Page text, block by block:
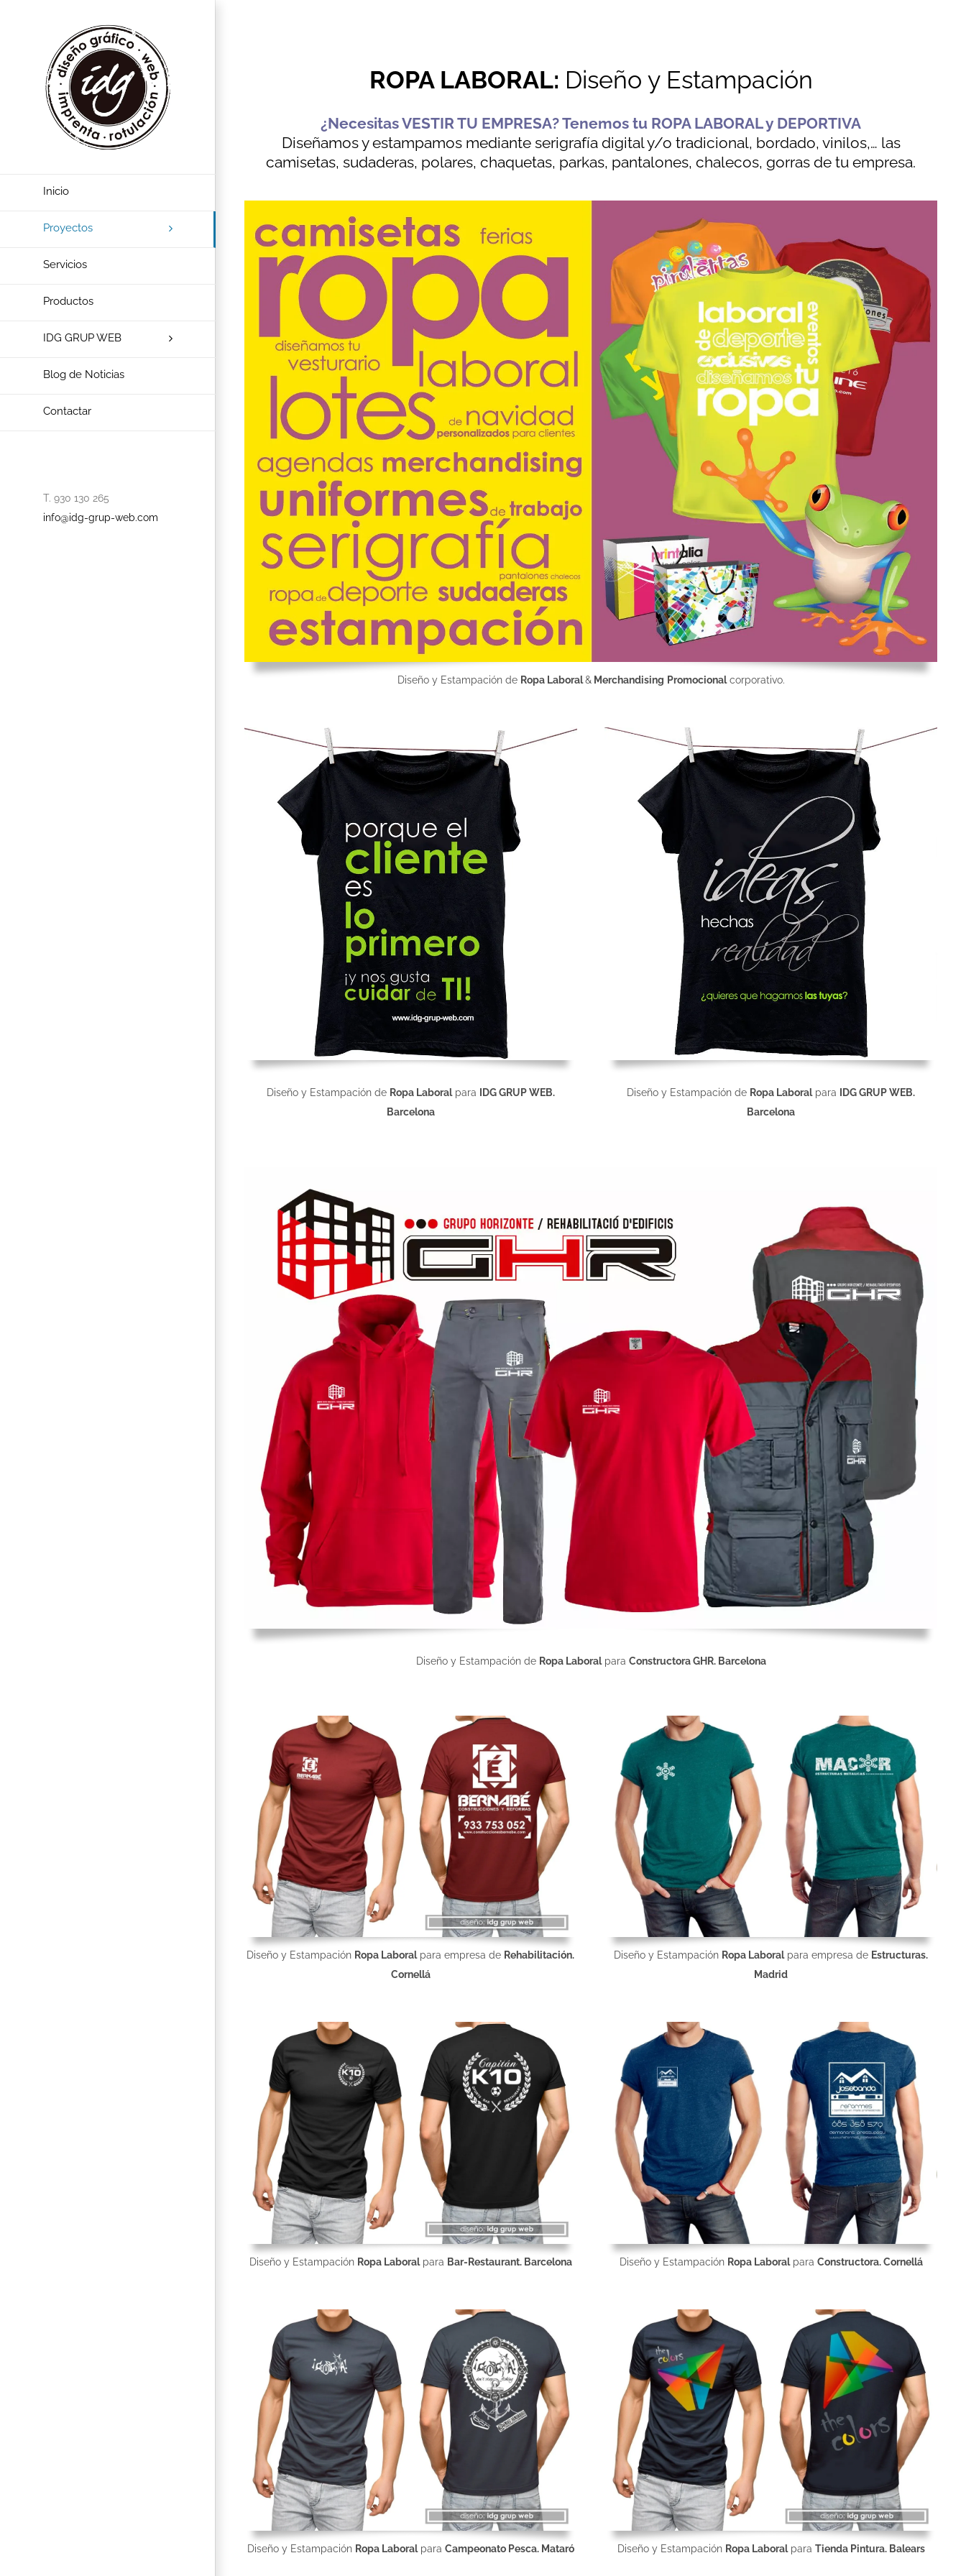
Inicio
Proyectos
Servicios
Productos
IDG GRUP WEB
Blog de Noticias
Contactar
T. 930 130 265
info@idg-grup-web.com
ROPA LABORAL: Diseño y Estampación
¿Necesitas VESTIR TU EMPRESA? Tenemos tu ROPA LABORAL y DEPORTIVA
Diseñamos y estampamos mediante serigrafía digital y/o tradicional, bordado, vinilos,… las
camisetas, sudaderas, polares, chaquetas, parkas, pantalones, chalecos, gorras de tu empresa.
Diseño y Estampación de Ropa Laboral&Merchandising Promocionalcorporativo.
Diseño y Estampación de Ropa Laboralpara
IDG GRUP WEB.
Barcelona
Diseño y Estampación de Ropa Laboralpara
IDG GRUP WEB.
Barcelona
Diseño y Estampación de Ropa Laboralpara Constructora GHR. Barcelona
Diseño y Estampación Ropa Laboralpara empresa de Rehabilitación.
Cornellá
Diseño y Estampación Ropa Laboralpara Bar-Restaurant. Barcelona
Diseño y Estampación Ropa Laboralpara Campeonato Pesca. Mataró
Diseño y Estampación Ropa Laboralpara empresa de Estructuras.
Madrid
Diseño y Estampación Ropa Laboralpara Constructora. Cornellá
Diseño y Estampación Ropa Laboralpara Tienda Pintura. Balears